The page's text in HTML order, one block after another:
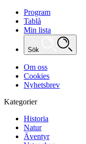
Program
Tablå
Min lista
Sök
Om oss
Cookies
Nyhetsbrev
Kategorier
Historia
Natur
Äventyr